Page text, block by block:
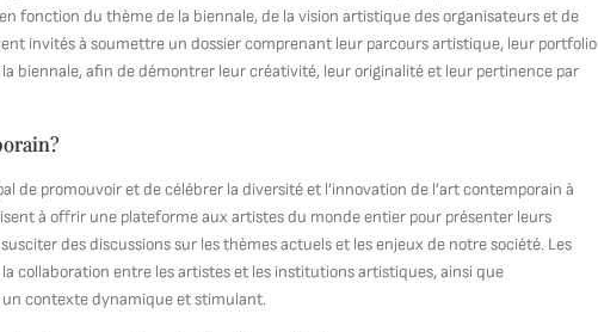
fonction du thème de la biennale, de la vision artistique des organisateurs et de
invités à soumettre un dossier comprenant leur parcours artistique, leur portfolio
biennale, afin de démontrer leur créativité, leur originalité et leur pertinence par
de promouvoir et de célébrer la diversité et l’innovation de l’art contemporain à
à offrir une plateforme aux artistes du monde entier pour présenter leurs
des discussions sur les thèmes actuels et les enjeux de notre société. Les
collaboration entre les artistes et les institutions artistiques, ainsi que
un contexte dynamique et stimulant.